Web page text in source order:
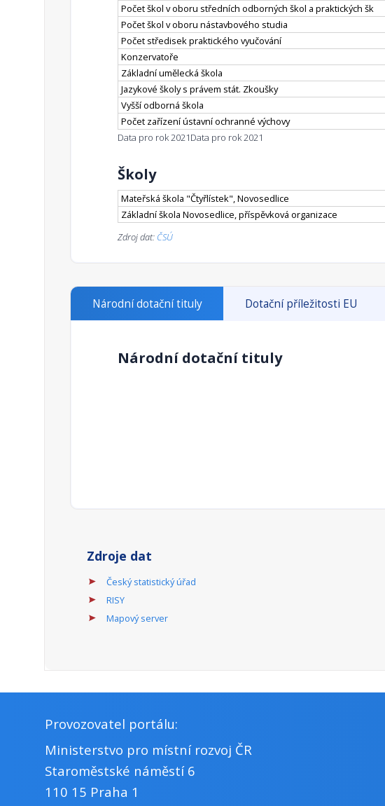
Počet škol v oboru středních odborných škol a praktických šk
Počet škol v oboru nástavbového studia
Počet středisek praktického vyučování
Konzervatoře
Základní umělecká škola
Jazykové školy s právem stát. Zkoušky
Vyšší odborná škola
Počet zařízení ústavní ochranné výchovy
Data pro rok 2021Data pro rok 2021
Školy
Mateřská škola "Čtyřlístek", Novosedlice
Základní škola Novosedlice, příspěvková organizace
Zdroj dat: ČSÚ
Národní dotační tituly Dotační příležitosti EU
Národní dotační tituly
Zdroje dat
Český statistický úřad
RISY
Mapový server
Provozovatel portálu:
Ministerstvo pro místní rozvoj ČR
Staroměstské náměstí 6
110 15 Praha 1